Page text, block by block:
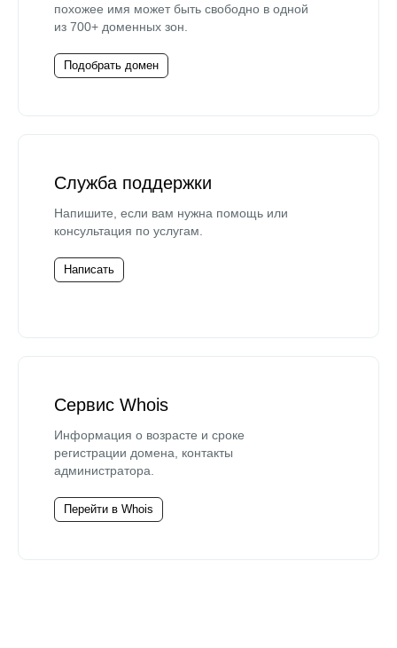
похожее имя может быть свободно в одной
из 700+ доменных зон.
Подобрать домен
Служба поддержки
Напишите, если вам нужна помощь или
консультация по услугам.
Написать
Сервис Whois
Информация о возрасте и сроке
регистрации домена, контакты
администратора.
Перейти в Whois